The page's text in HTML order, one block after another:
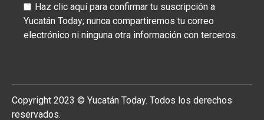
Haz clic aquí para confirmar tu suscripción a
Yucatán Today; nunca compartiremos tu correo
electrónico ni ninguna otra información con terceros.
Copyright 2023 © Yucatán Today. Todos los derechos
reservados.